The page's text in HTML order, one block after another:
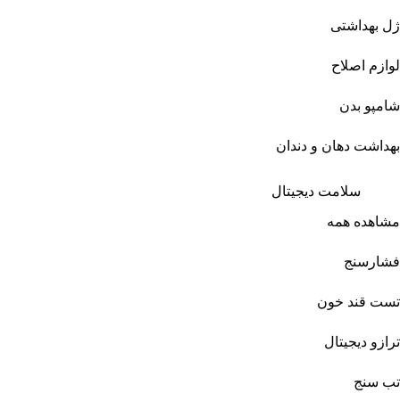
ژل بهداشتی
لوازم اصلاح
شامپو بدن
بهداشت دهان و دندان
سلامت دیجیتال
مشاهده همه
فشارسنج
تست قند خون
ترازو دیجیتال
تب سنج